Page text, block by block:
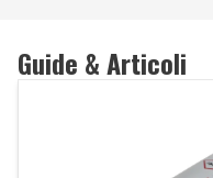
Guide & Articoli